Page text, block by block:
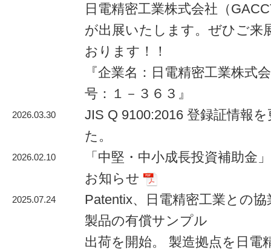
日電精密工業株式会社（
が出展いたします。ぜひご来
おります！！
『企業名：日電精密工業株式
号：１－３６３』
2026.03.30
JIS Q 9100:2016 登録証情報
た。
2026.02.10
「中堅・中小成長投資補助金
お知らせ
2025.07.24
Patentix、日電精密工業との
製品の有償サンプル
出荷を開始。 製造拠点を日電